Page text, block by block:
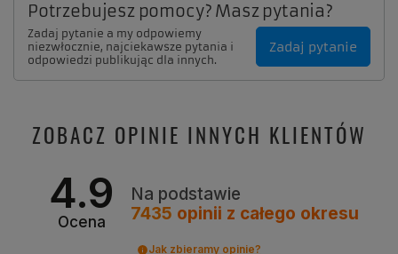
Potrzebujesz pomocy? Masz pytania?
Zadaj pytanie a my odpowiemy
niezwłocznie, najciekawsze pytania i
odpowiedzi publikując dla innych.
Zadaj pytanie
ZOBACZ OPINIE INNYCH KLIENTÓW
4.9
Ocena
Na podstawie
7435 opinii z całego okresu
Jak zbieramy opinie?